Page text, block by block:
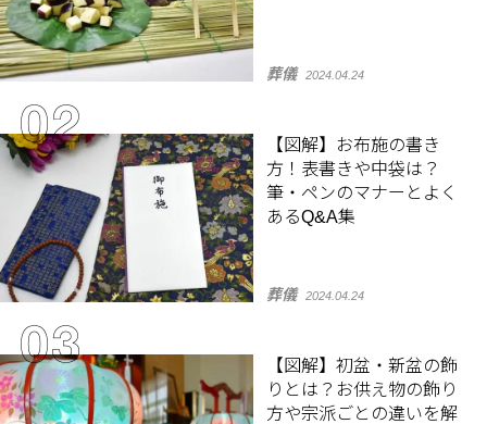
葬儀 2024.04.24
【図解】お布施の書き
方！表書きや中袋は？
筆・ペンのマナーとよく
あるQ&A集
葬儀 2024.04.24
【図解】初盆・新盆の飾
りとは？お供え物の飾り
方や宗派ごとの違いを解